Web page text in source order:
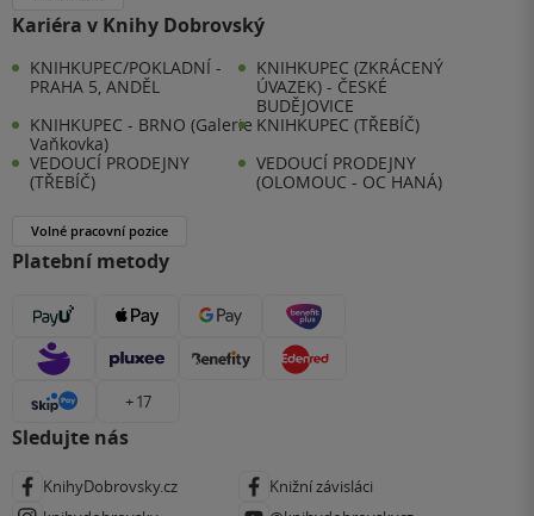
Kariéra v Knihy Dobrovský
KNIHKUPEC/POKLADNÍ -
PRAHA 5, ANDĚL
KNIHKUPEC (ZKRÁCENÝ
ÚVAZEK) - ČESKÉ
BUDĚJOVICE
KNIHKUPEC - BRNO (Galerie
Vaňkovka)
KNIHKUPEC (TŘEBÍČ)
VEDOUCÍ PRODEJNY
(TŘEBÍČ)
VEDOUCÍ PRODEJNY
(OLOMOUC - OC HANÁ)
Volné pracovní pozice
Platební metody
+ 17
Sledujte nás
KnihyDobrovsky.cz
Knižní závisláci